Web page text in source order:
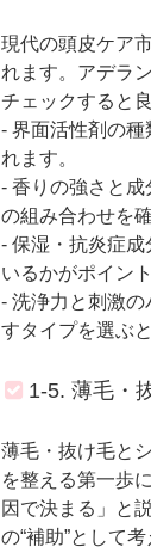
現代の頭皮ケア
れます。アデラ
チェックすると
- 界面活性剤の
れます。
- 香りの強さと
の組み合わせを
- 保湿・抗炎症
いるかがポイント
- 洗浄力と刺激
すタイプを選ぶ
1-5. 薄毛・
薄毛・抜け毛と
を整える第一歩
因で決まる」と
の“補助”として